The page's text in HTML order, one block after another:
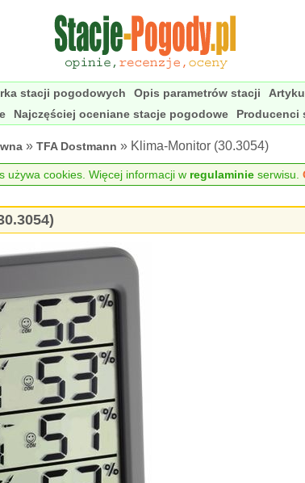
stacji pogodowych Opis parametrów stacji
Najczęściej oceniane stacje pogodowe Producenci
» TFA Dostmann » Klima-Monitor (30.3054)
używa cookies. Więcej informacji w regulaminieserwisu.